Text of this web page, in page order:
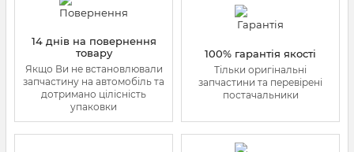
14 днів на повернення
товару
Якщо Ви не встановлювали
запчастину на автомобіль та
дотримано цілісність
упаковки
100% гарантія якості
Тільки оригінальні
запчастини та перевірені
постачальники